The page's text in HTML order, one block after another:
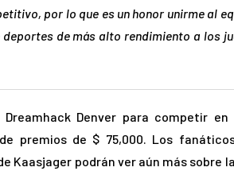
por lo que es un honor unirme al
de más alto rendimiento a los
Denver para competir en
premios de $ 75,000. Los
Kaasjager podrán ver aún más sobre